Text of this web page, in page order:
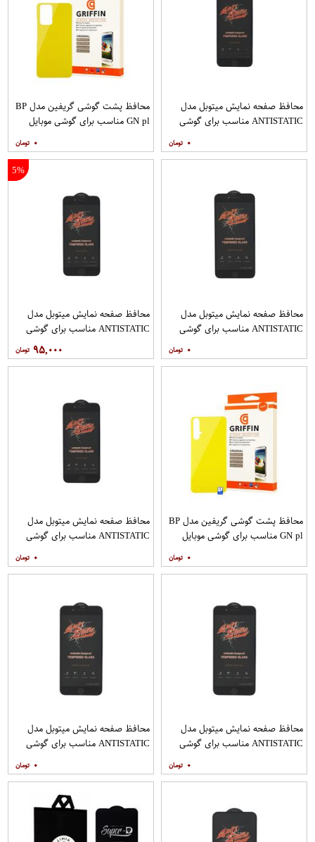
محافظ صفحه نمایش میتوبل مدل
ANTISTATIC مناسب برای گوشی
۰
محافظ پشت گوشی گریفین مدل BP
GN pl مناسب برای گوشی موبایل
۰
محافظ صفحه نمایش میتوبل مدل
ANTISTATIC مناسب برای گوشی
۰
5%
محافظ صفحه نمایش میتوبل مدل
ANTISTATIC مناسب برای گوشی
۹۵,۰۰۰
محافظ پشت گوشی گریفین مدل BP
GN pl مناسب برای گوشی موبایل
۰
محافظ صفحه نمایش میتوبل مدل
ANTISTATIC مناسب برای گوشی
۰
محافظ صفحه نمایش میتوبل مدل
ANTISTATIC مناسب برای گوشی
۰
محافظ صفحه نمایش میتوبل مدل
ANTISTATIC مناسب برای گوشی
۰